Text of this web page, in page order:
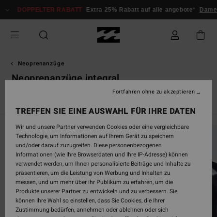
zur
Auswahl
springen
RABATT Extra 25% Rabatt auf alle angebote* Damen
Neoprenanzüge
Neoprenanzüge integral
TREFFEN SIE EINE AUSWAHL FÜR IHRE DATEN
Wir und unsere Partner verwenden Cookies oder eine vergleichbare
Technologie, um Informationen auf Ihrem Gerät zu speichern
und/oder darauf zuzugreifen. Diese personenbezogenen
Informationen (wie Ihre Browserdaten und Ihre IP-Adresse) können
verwendet werden, um Ihnen personalisierte Beiträge und Inhalte zu
präsentieren, um die Leistung von Werbung und Inhalten zu
messen, und um mehr über ihr Publikum zu erfahren, um die
Produkte unserer Partner zu entwickeln und zu verbessern. Sie
können Ihre Wahl so einstellen, dass Sie Cookies, die Ihrer
Zustimmung bedürfen, annehmen oder ablehnen oder sich
Fortfahren ohne zu akzeptieren